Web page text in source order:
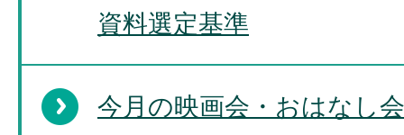
資料選定基準
今月の映画会・おはなし会